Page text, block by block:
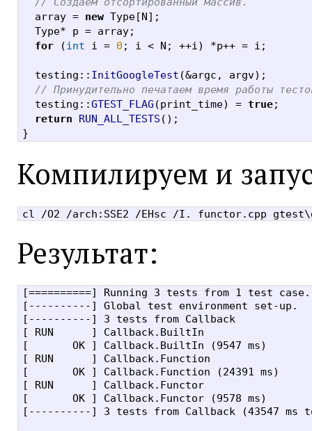
  array
= new Type[N];
  Type
* p = array;
for
(int i = 0 ; i < N ; ++i) *p++ = i ;
  testing
:: InitGoogleTest (&argc , argv);
// Принудительно печатаем время работы
  testing
::GTEST_FLAG (print_time) = true;
return
RUN_ALL_TESTS ();
}
Компилируем и
Результат:
[==========] Running 3 tests from 1 test case.
[----------] Global test environment set-up.
[----------] 3 tests from Callback
[ RUN      ] Callback.BuiltIn
[       OK ] Callback.BuiltIn (9547 ms)
[ RUN      ] Callback.Function
[       OK ] Callback.Function (24391 ms)
[ RUN      ] Callback.Functor
[       OK ] Callback.Functor (9578 ms)
[----------] 3 tests from Callback (43547 ms